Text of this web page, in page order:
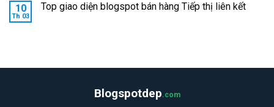
10
Th 03
Top giao diện blogspot bán hàng Tiếp thị liên kết
Blogspotdep.com